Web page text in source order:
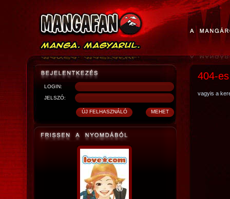
LOGIN:
JELSZÓ:
404-
vagyis a